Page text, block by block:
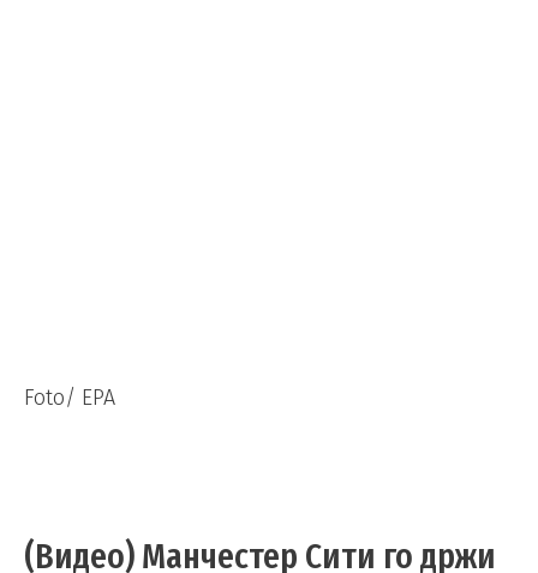
Foto/ EPA
(Видео) Манчестер Сити го држи